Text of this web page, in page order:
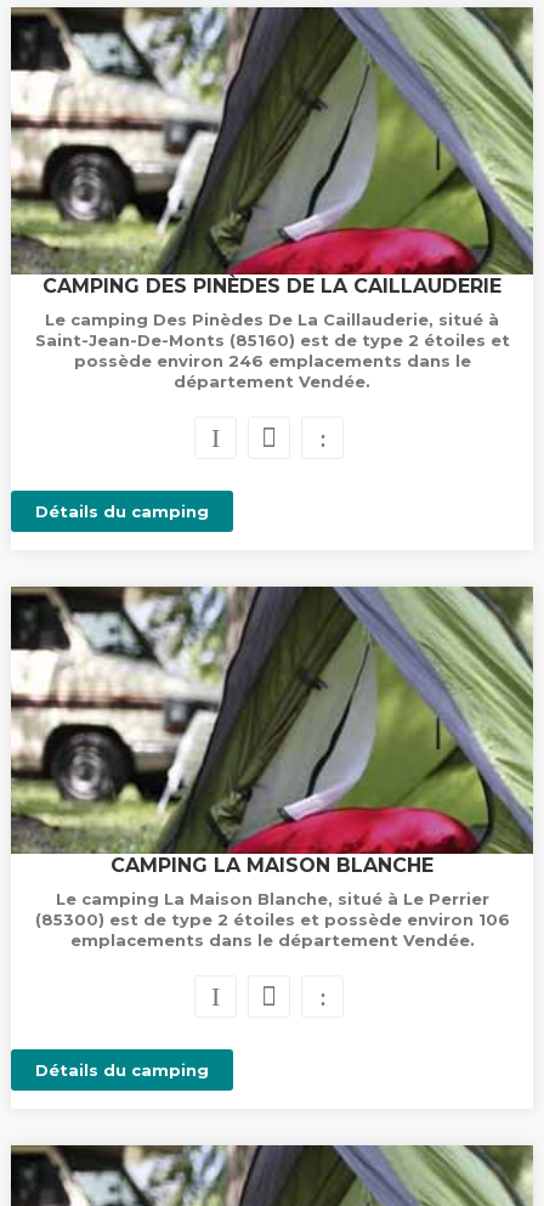
CAMPING DES PINÈDES DE LA CAILLAUDERIE
Le camping Des Pinèdes De La Caillauderie, situé à
Saint-Jean-De-Monts (85160) est de type 2 étoiles et
possède environ 246 emplacements dans le
département Vendée.
Détails du camping
CAMPING LA MAISON BLANCHE
Le camping La Maison Blanche, situé à Le Perrier
(85300) est de type 2 étoiles et possède environ 106
emplacements dans le département Vendée.
Détails du camping